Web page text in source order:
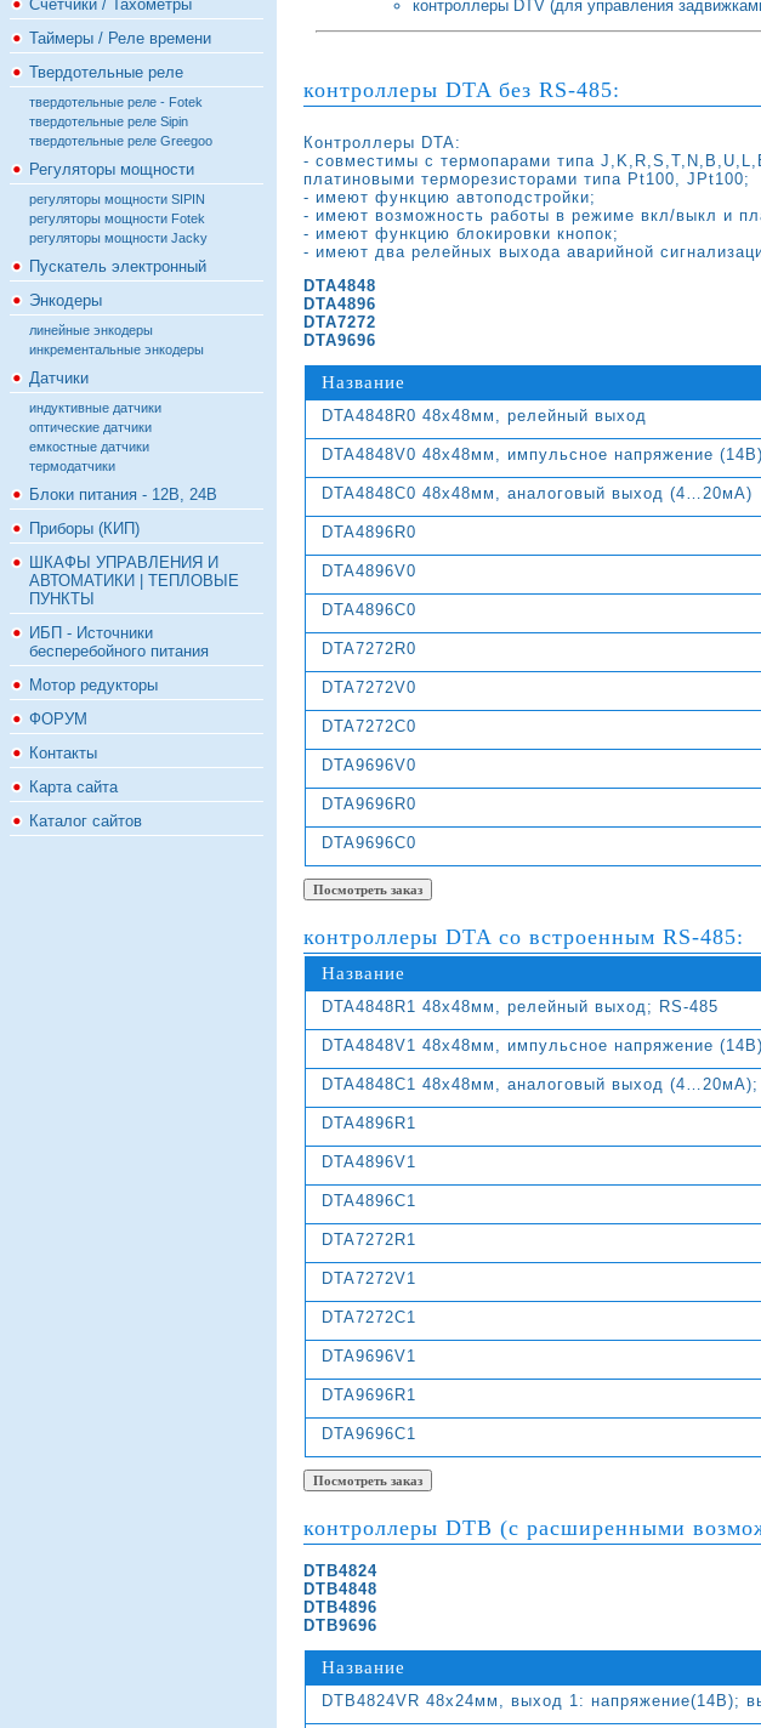
Счётчики / Тахометры
Таймеры / Реле времени
Твердотельные реле
твердотельные реле - Fotek
твердотельные реле Sipin
твердотельные реле Greegoo
Регуляторы мощности
регуляторы мощности SIPIN
регуляторы мощности Fotek
регуляторы мощности Jacky
Пускатель электронный
Энкодеры
линейные энкодеры
инкрементальные энкодеры
Датчики
индуктивные датчики
оптические датчики
емкостные датчики
термодатчики
Блоки питания - 12В, 24В
Приборы (КИП)
ШКАФЫ УПРАВЛЕНИЯ И
АВТОМАТИКИ | ТЕПЛОВЫЕ
ПУНКТЫ
ИБП - Источники
бесперебойного питания
Мотор редукторы
ФОРУМ
Контакты
Карта сайта
Каталог сайтов
контроллеры DTV (для управления
контроллеры DTA без RS-485:
Контроллеры DTA:
- совместимы с термопарами типа
платиновыми терморезисторами типа Pt100, JPt100;
- имеют функцию автоподстройки;
- имеют возможность работы в режиме вкл/выкл и
- имеют функцию блокировки кнопок;
- имеют два релейных выхода аварийной
DTA4848
DTA4896
DTA7272
DTA9696
Название
DTA4848R0 48x48мм, релейный выход
DTA4848V0 48x48мм, импульсное напряжение
DTA4848C0 48x48мм, аналоговый выход (4…20мА)
DTA4896R0
DTA4896V0
DTA4896C0
DTA7272R0
DTA7272V0
DTA7272C0
DTA9696V0
DTA9696R0
DTA9696C0
контроллеры DTA со встроенным RS-485:
Название
DTA4848R1 48х48мм, релейный выход; RS-485
DTA4848V1 48х48мм, импульсное напряжение
DTA4848C1 48х48мм, аналоговый выход (4…20мА);
DTA4896R1
DTA4896V1
DTA4896C1
DTA7272R1
DTA7272V1
DTA7272C1
DTA9696V1
DTA9696R1
DTA9696C1
контроллеры DTB (с расширенными
DTB4824
DTB4848
DTB4896
DTB9696
Название
DTB4824VR 48х24мм, выход 1: напряжение(14В);